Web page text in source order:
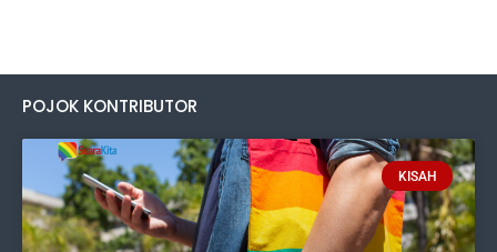
POJOK KONTRIBUTOR
KISAH